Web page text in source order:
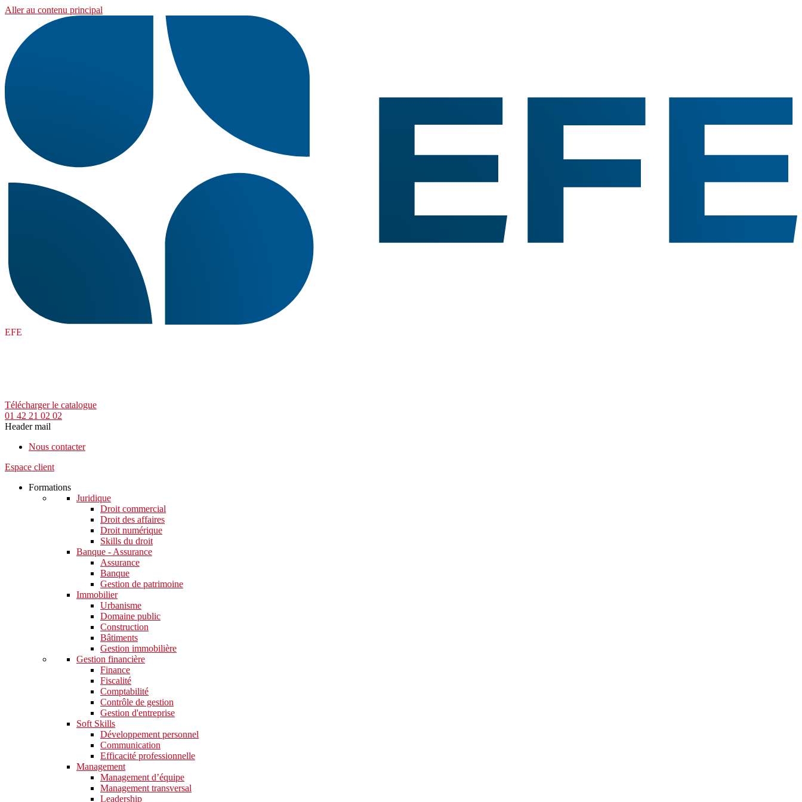
Aller au contenu principal
EFE
Télécharger le catalogue
01 42 21 02 02
Header mail
Nous contacter
Espace client
Formations
Juridique
Droit commercial
Droit des affaires
Droit numérique
Skills du droit
Banque - Assurance
Assurance
Banque
Gestion de patrimoine
Immobilier
Urbanisme
Domaine public
Construction
Bâtiments
Gestion immobilière
Gestion financière
Finance
Fiscalité
Comptabilité
Contrôle de gestion
Gestion d'entreprise
Soft Skills​
Développement personnel
Communication
Efficacité professionnelle
Management
Management d’équipe
Management transversal
Leadership